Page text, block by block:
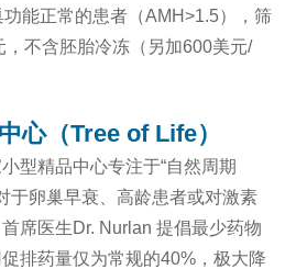
能正常的患者（AMH>1.5），筛
不含胚胎冷冻（另加600美元/
心（Tree of Life）
型精品中心专注于“自然周期
于卵巢早衰、高龄患者或对激素
席医生Dr. Nurlan 提倡最少药物
排药量仅为常规的40%，极大降